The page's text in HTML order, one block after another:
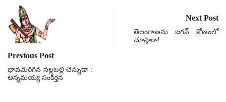
Previous Post
భావమెరిగిన నల్లబల్లి చెన్నుడా :
అన్నమయ్య సంకీర్తన
Next Post
తెలంగాణను జగన్ కోణంలో
చూస్తారా!